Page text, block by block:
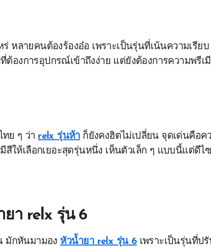
ร่ หลายคนต้องร้องอ๋อ เพราะเป็นรุ่นที่เน้นความเรียบ
องการอุปกรณ์เข้าถึงง่าย แต่ยังต้องการความพรีเ
ทย ๆ ว่า relx รุ่นห้าก็ยังคงฮิตไม่เปลี่ยน จุดเด่นคือค
ให้เลือกเยอะสุดรุ่นหนึ่ง เห็นตัวเล็ก ๆ แบบนี้แต่ดีไ
ยา relx รุ่น 6
มักหันมามอง หัวน้ำยา relx รุ่น 6 เพราะเป็นรุ่นที่ป